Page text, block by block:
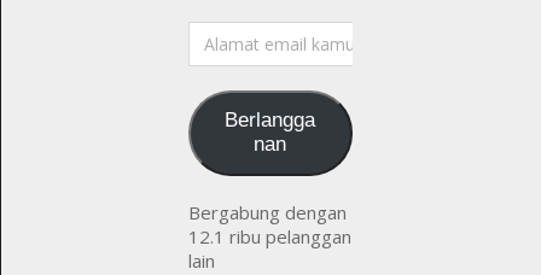
Alamat
email
Berlangga
nan
Bergabung dengan
12.1 ribu pelanggan
lain